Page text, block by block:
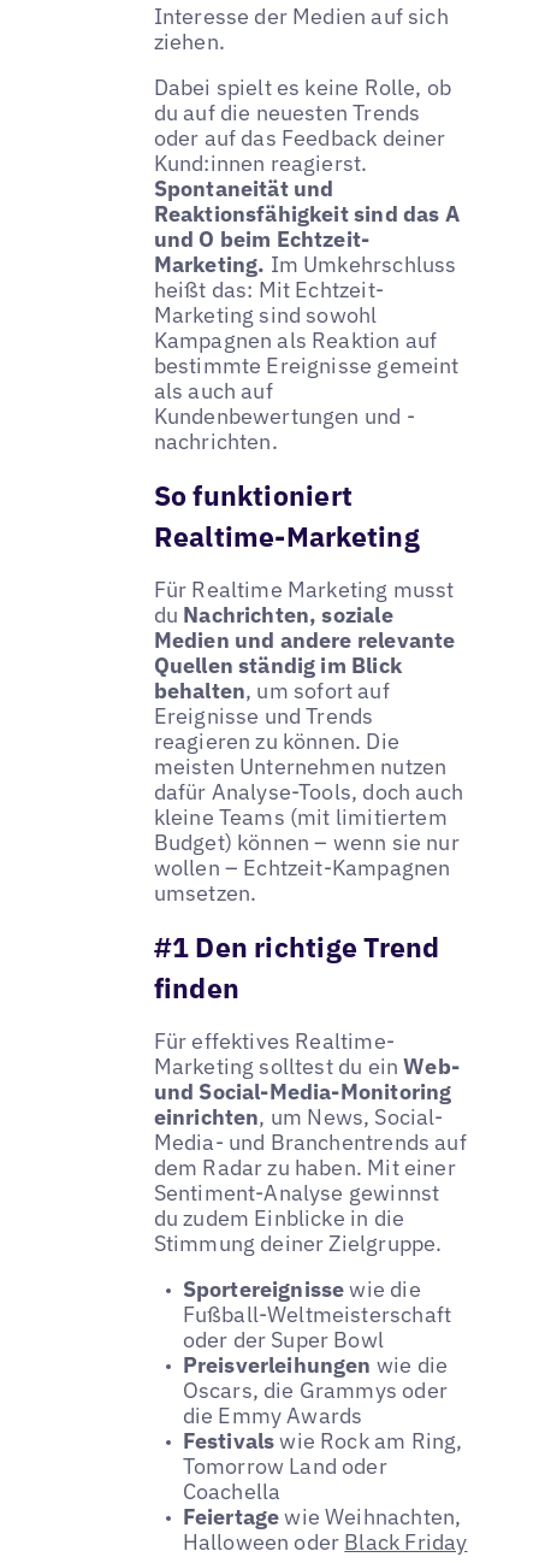
Interesse der Medien auf sich
ziehen.
Dabei spielt es keine Rolle, ob
du auf die neuesten Trends
oder auf das Feedback deiner
Kund:innen reagierst.
Spontaneität und
Reaktionsfähigkeit sind das A
und O beim Echtzeit-
Marketing. Im Umkehrschluss
heißt das: Mit Echtzeit-
Marketing sind sowohl
Kampagnen als Reaktion auf
bestimmte Ereignisse gemeint
als auch auf
Kundenbewertungen und -
nachrichten.
So funktioniert
Realtime-Marketing
Für Realtime Marketing musst
du Nachrichten, soziale
Medien und andere relevante
Quellen ständig im Blick
behalten, um sofort auf
Ereignisse und Trends
reagieren zu können. Die
meisten Unternehmen nutzen
dafür Analyse-Tools, doch auch
kleine Teams (mit limitiertem
Budget) können – wenn sie nur
wollen – Echtzeit-Kampagnen
umsetzen.
#1 Den richtige Trend
finden
Für effektives Realtime-
Marketing solltest du einWeb-
und Social-Media-Monitoring
einrichten, um News, Social-
Media- und Branchentrends auf
dem Radar zu haben. Mit einer
Sentiment-Analyse gewinnst
du zudem Einblicke in die
Stimmung deiner Zielgruppe.
Sportereignissewie die
Fußball-Weltmeisterschaft
oder der Super Bowl
Preisverleihungen wie die
Oscars, die Grammys oder
die Emmy Awards
Festivalswie Rock am Ring,
Tomorrow Land oder
Coachella
Feiertagewie Weihnachten,
Halloween oder Black Friday